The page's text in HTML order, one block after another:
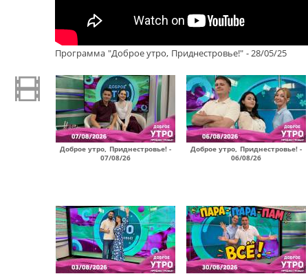
Программа "Доброе утро, Приднестровье!" - 28/05/25
Доброе утро, Приднестровье! -
07/08/26
Доброе утро, Приднестровье! -
06/08/26